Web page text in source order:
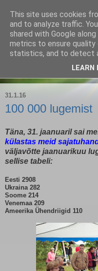
Kärla
Blogi Saaremaa
31.1.16
100 000 lugemist
Täna, 31. jaanuaril sai
külastas meid
väljavõtte jaanuarikuu
sellise tabeli:
Eesti 2908
Ukraina 282
Soome 214
Venemaa 209
Ameerika Ühendriigid 110
This site uses cookies
and to analyze traffic.
shared with Google
metrics to ensure quality
statistics, and to detect
LEARN